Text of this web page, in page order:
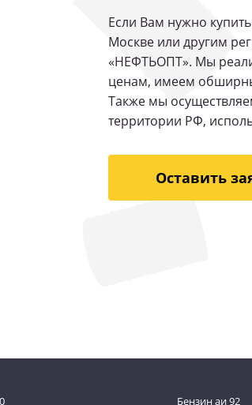
Если Вам нужно
Москве или другим
«НЕФТЬОПТ». Мы
ценам, имеем
Также мы
территории РФ,
Оставить
Бензин аи 92